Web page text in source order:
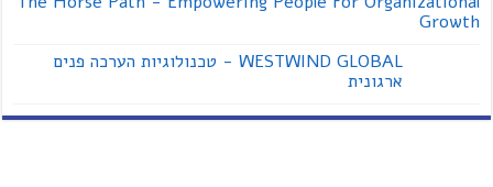
Growth
WESTWIND GLOBAL - טכנולוגיות הערכה פנים
ארגונית